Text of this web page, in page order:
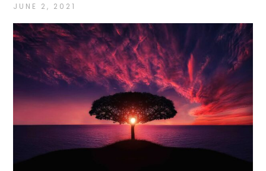
JUNE 2, 2021